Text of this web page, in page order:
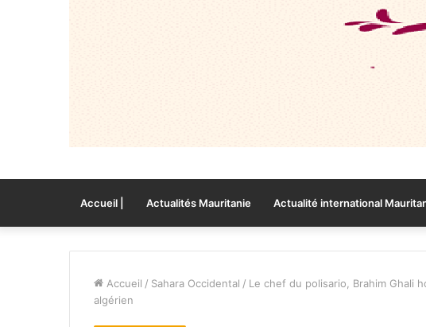
Accueil | Actualités Mauritanie Actualité international
Accueil / Sahara Occidental / Le chef du polisario, Brahim Ghali
algérien